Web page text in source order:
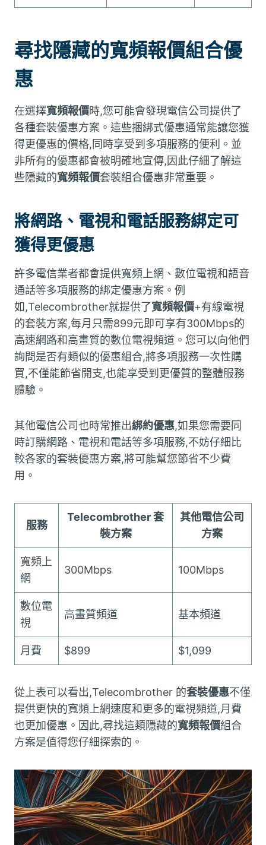
尋找隱藏的寬頻報價組合優
惠
在選擇寬頻報價時,您可能會發現電信公司提供了
各種套裝優惠方案。這些捆綁式優惠通常能讓您獲
得更優惠的價格,同時享受到多項服務的便利。並
非所有的優惠都會被明確地宣傳,因此仔細了解這
些隱藏的寬頻報價套裝組合優惠非常重要。
將網路、電視和電話服務綁定可
獲得更優惠
許多電信業者都會提供寬頻上網、數位電視和語音
通話等多項服務的綁定優惠方案。例
如,Telecombrother就提供了寬頻報價+有線電視
的套裝方案,每月只需899元即可享有300Mbps的
高速網路和高畫質的數位電視頻道。您可以向他們
詢問是否有類似的優惠組合,將多項服務一次性購
買,不僅能節省開支,也能享受到更優質的整體服務
體驗。
其他電信公司也時常推出綁約優惠,如果您需要同
時訂購網路、電視和電話等多項服務,不妨仔細比
較各家的套裝優惠方案,將可能幫您節省不少費
用。
服務
Telecombrother 套
裝方案
其他電信公司
方案
寬頻上
網
300Mbps 100Mbps
數位電
視
高畫質頻道 基本頻道
月費 $899 $1,099
從上表可以看出,Telecombrother 的套裝優惠不僅
提供更快的寬頻上網速度和更多的電視頻道,月費
也更加優惠。因此,尋找這類隱藏的寬頻報價組合
方案是值得您仔細探索的。